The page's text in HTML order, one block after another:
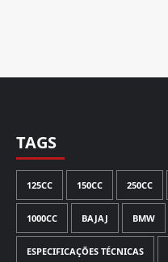
TAGS
125CC 150CC 250CC
1000CC BAJAJ BMW
ESPECIFICAÇÕES TÉCNICAS